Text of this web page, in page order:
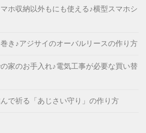
ホ収納以外もにも使える♪横型スマホシ
き♪アジサイのオーバルリースの作り方
家のお手入れ♪電気工事が必要な買い替
で祈る「あじさい守り」の作り方